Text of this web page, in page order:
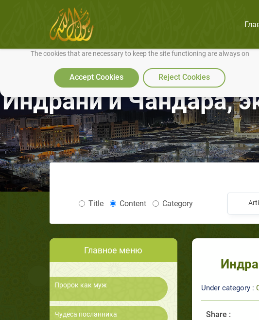
We use cookies to make our site work well for you and so we can continually
The cookies that are necessary to keep the site functioning are always on
Accept Cookies Reject Cookies
Индрани и Чандара,
Title Content Category
Главное меню
Пророк как муж
Чудеса посланника
Under category :
Share :